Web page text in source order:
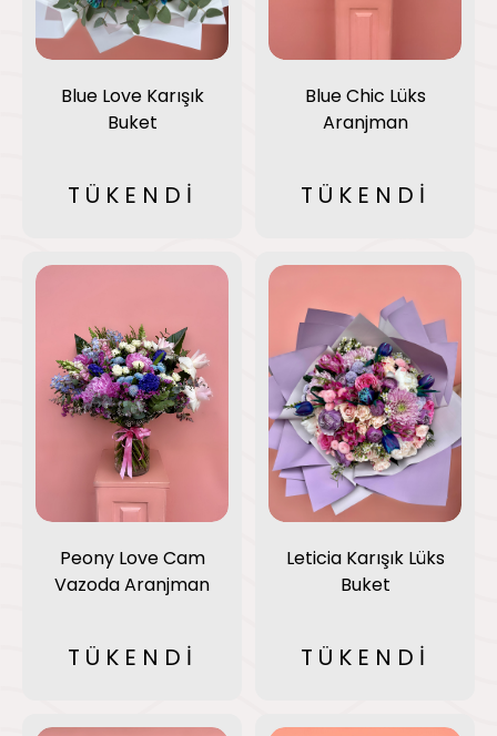
Blue Love Karışık
Buket
TÜKENDİ
Blue Chic Lüks
Aranjman
TÜKENDİ
Peony Love Cam
Vazoda Aranjman
TÜKENDİ
Leticia Karışık Lüks
Buket
TÜKENDİ